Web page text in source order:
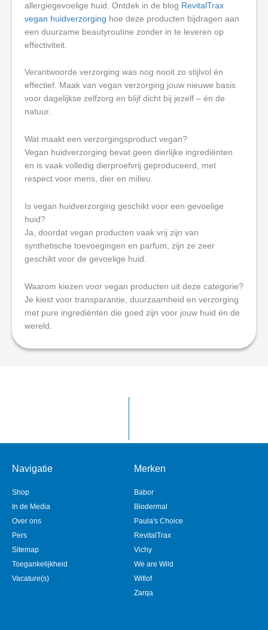
allergiegevoelige huid. Ontdek in de blog RevitalTrax
vegan huidverzorging hoe deze producten bijdragen aan
een duurzame beautyroutine zonder in te leveren op
effectiviteit.
Verantwoorde verzorging was nog nooit zo stijlvol én
effectief. Maak van vegan verzorging jouw nieuwe basis
voor dagelijkse zelfzorg en blijf dicht bij jezelf – én de
natuur.
Wat maakt een verzorgingsproduct vegan?
Vegan huidverzorging bevat geen dierlijke ingrediënten
en is vaak volledig dierproefvrij geproduceerd, met
respect voor mens, dier en milieu.
Is vegan huidverzorging geschikt voor een gevoelige
huid?
Ja, doordat vegan producten vaak vrij zijn van
synthetische toevoegingen en parfum, zijn ze zeer
geschikt voor de gevoelige huid.
Waarom kiezen voor vegan producten uit deze categorie?
Je kiest voor transparantie, duurzaamheid en verzorging
met pure ingrediënten die goed zijn voor jouw huid én de
wereld.
Navigatie
Shop
In de Media
Over ons
Pers
Sitemap
Toegankelijkheid
Vacature(s)
Merken
Babor
Biodermal
Paula's Choice
RevitalTrax
Vichy
We are Wild
Witlof
Zarqa